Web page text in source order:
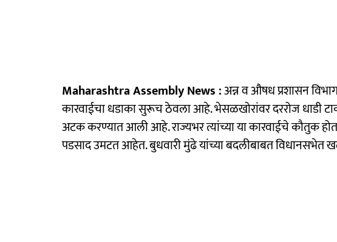
Maharashtra Assembly News :अन्न व औषध प्रशासन
कारवाईचा धडाका सुरूच ठेवला आहे. भेसळखोरांवर दररोज धाडी
अटक करण्यात आली आहे. राज्यभर त्यांच्या या कारवाईचे कौतुक
पडसाद उमटत आहेत. बुधवारी मुंढे यांच्या बदलीबाबत